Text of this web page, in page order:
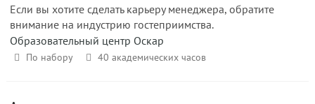
Если вы хотите сделать карьеру менеджера, обратите
внимание на индустрию гостеприимства.
Образовательный центр Оскар
По набору 40 академических часов